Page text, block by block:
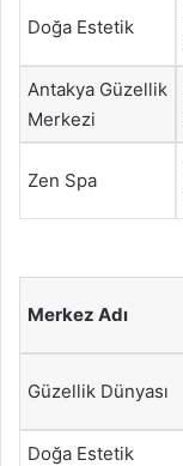
Doğa Estetik
Antakya Güzellik
Merkezi
Zen Spa
Merkez Adı
Güzellik Dünyası
Doğa Estetik